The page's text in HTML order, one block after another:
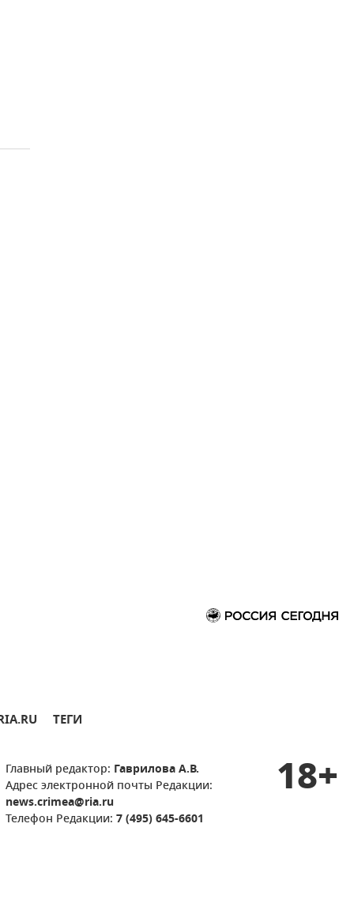
ТЕГИ
Главный редактор: Гаврилова А.В.
Адрес электронной почты Редакции:
news.crimea@ria.ru
Телефон Редакции: 7 (495) 645-6601
18+